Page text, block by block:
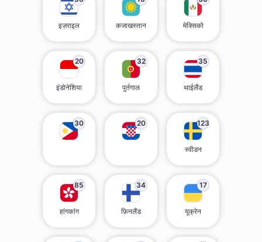
इज़राइल कजाखस्तान मेक्सिको
20
इंडोनेशिया
32
पुर्तगाल
35
थाईलैंड
30 20 123
स्वीडन
85
हांगकांग
34
फ़िनलैंड
17
यूक्रेन